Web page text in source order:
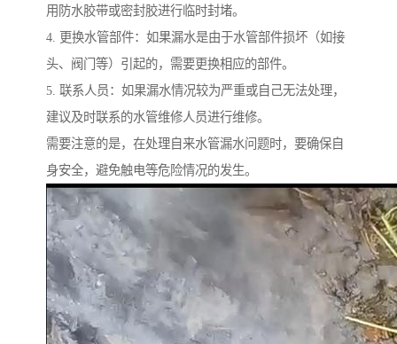
用防水胶带或密封胶进行临时封堵。
4. 更换水管部件：如果漏水是由于水管部件损坏（如接
头、阀门等）引起的，需要更换相应的部件。
5. 联系人员：如果漏水情况较为严重或自己无法处理，
建议及时联系的水管维修人员进行维修。
需要注意的是，在处理自来水管漏水问题时，要确保自
身安全，避免触电等危险情况的发生。